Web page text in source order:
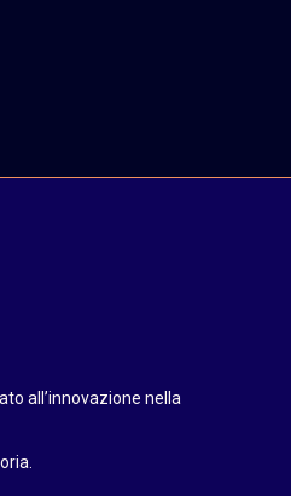
all’innovazione nella